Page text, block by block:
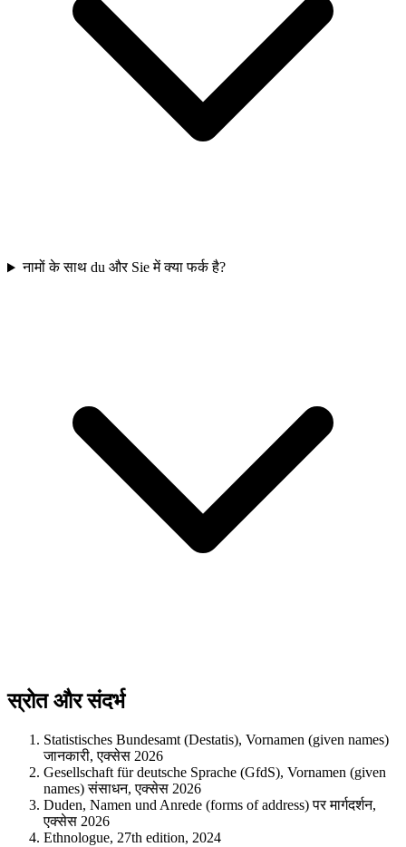
नामों के साथ du और Sie में क्या फर्क है?
स्रोत और संदर्भ
Statistisches Bundesamt (Destatis), Vornamen (given names)
जानकारी, एक्सेस 2026
Gesellschaft für deutsche Sprache (GfdS), Vornamen (given
names) संसाधन, एक्सेस 2026
Duden, Namen und Anrede (forms of address) पर मार्गदर्शन,
एक्सेस 2026
Ethnologue, 27th edition, 2024